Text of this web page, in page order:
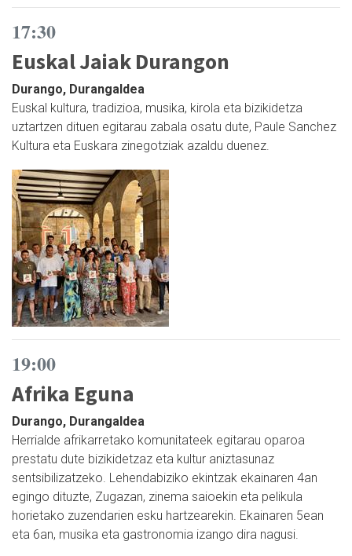
17:30
Euskal Jaiak Durangon
Durango, Durangaldea
Euskal kultura, tradizioa, musika, kirola eta bizikidetza
uztartzen dituen egitarau zabala osatu dute, Paule Sanchez
Kultura eta Euskara zinegotziak azaldu duenez.
19:00
Afrika Eguna
Durango, Durangaldea
Herrialde afrikarretako komunitateek egitarau oparoa
prestatu dute bizikidetzaz eta kultur aniztasunaz
sentsibilizatzeko. Lehendabiziko ekintzak ekainaren 4an
egingo dituzte, Zugazan, zinema saioekin eta pelikula
horietako zuzendarien esku hartzearekin. Ekainaren 5ean
eta 6an, musika eta gastronomia izango dira nagusi.